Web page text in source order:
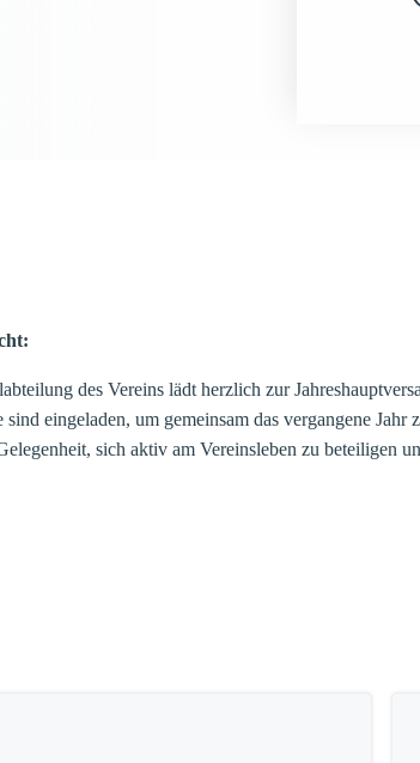
des Vereins lädt herzlich zur
sind eingeladen, um gemeinsam das vergangene
sich aktiv am Vereinsleben zu beteiligen